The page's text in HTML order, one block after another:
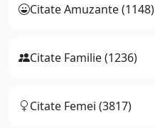
Citate Amuzante (1148)
Citate Familie (1236)
Citate Femei (3817)